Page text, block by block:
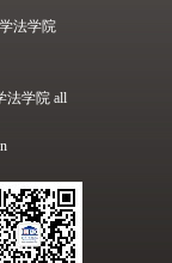
法学院
法学院 all